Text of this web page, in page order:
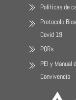
Políticas de
Protocolo
Covid 19
PQRs
PEI y Manual
Convivencia